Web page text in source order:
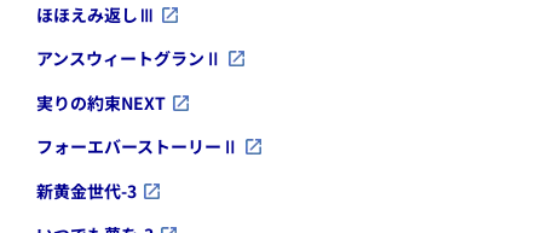
​ほほえみ返しⅢ
​アンスウィートグランⅡ
​実りの約束NEXT
​フォーエバーストーリーⅡ
​新黄金世代-3